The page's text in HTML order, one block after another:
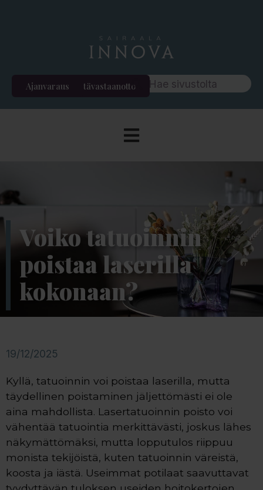
Etävastaanotto
Ajanvaraus
Voiko tatuoinnin
poistaa laserilla
kokonaan?
19/12/2025
Kyllä, tatuoinnin voi poistaa laserilla, mutta
täydellinen poistaminen jäljettömästi ei ole
aina mahdollista. Lasertatuoinnin poisto voi
vähentää tatuointia merkittävästi, joskus lähes
näkymättömäksi, mutta lopputulos riippuu
monista tekijöistä, kuten tatuoinnin väreistä,
koosta ja iästä. Useimmat potilaat saavuttavat